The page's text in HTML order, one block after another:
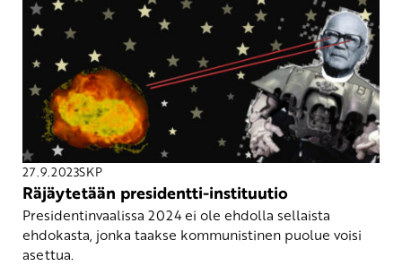
27.9.2023SKP
Räjäytetään presidentti-instituutio
Presidentinvaalissa 2024 ei ole ehdolla sellaista
ehdokasta, jonka taakse kommunistinen puolue voisi
asettua.